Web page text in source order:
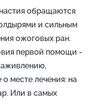
обращаются
и сильным
ожоговых ран.
первой помощи -
месте лечения: на
Или в самых